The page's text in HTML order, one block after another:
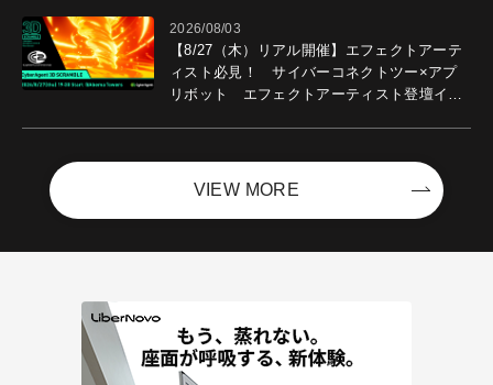
2026/08/03
【8/27（木）リアル開催】エフェクトアーテ
ィスト必見！ サイバーコネクトツー×アプ
リボット エフェクトアーティスト登壇イベ
VIEW MORE